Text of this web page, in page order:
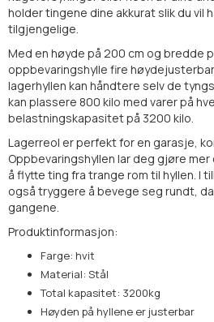
holder tingene dine akkurat slik du vil
tilgjengelige.
Med en høyde på 200 cm og bredde
oppbevaringshylle fire
lagerhyllen kan håndtere selv de
kan plassere 800 kilo med varer på
belastningskapasitet på 3200 kilo.
Lagerreol er perfekt for en garasje,
Oppbevaringshyllen lar deg gjøre
å flytte ting fra trange rom til hyllen. I
også tryggere å bevege seg rundt,
gangene.
Produktinformasjon:
Farge: hvit
Material: Stål
Total kapasitet: 3200kg
Høyden på hyllene er justerbar